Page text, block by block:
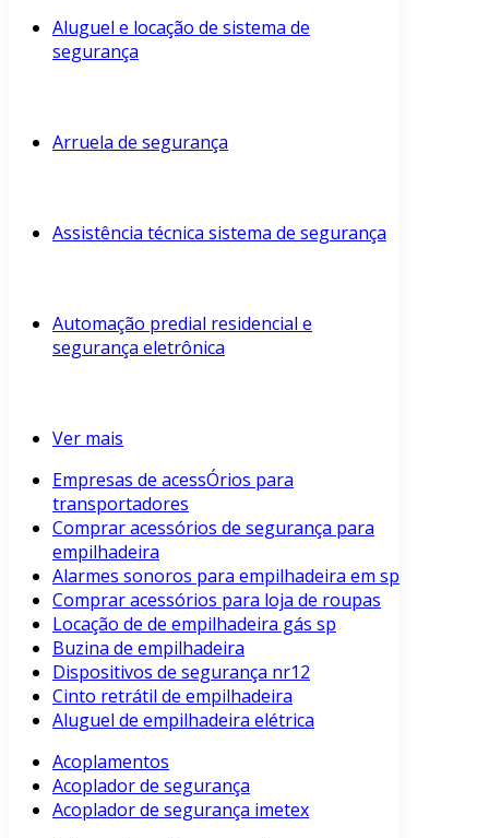
Aluguel e locação de sistema de
segurança
Arruela de segurança
Assistência técnica sistema de segurança
Automação predial residencial e
segurança eletrônica
Ver mais
Empresas de acessÓrios para
transportadores
Comprar acessórios de segurança para
empilhadeira
Alarmes sonoros para empilhadeira em sp
Comprar acessórios para loja de roupas
Locação de de empilhadeira gás sp
Buzina de empilhadeira
Dispositivos de segurança nr12
Cinto retrátil de empilhadeira
Aluguel de empilhadeira elétrica
Acoplamentos
Acoplador de segurança
Acoplador de segurança imetex